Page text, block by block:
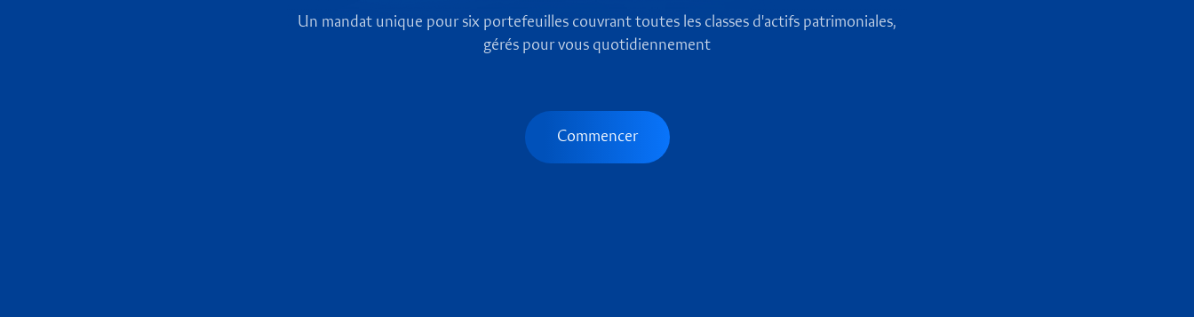
Un mandat unique pour six portefeuilles couvrant toutes les classes d'actifs patrimoniales,
gérés pour vous quotidiennement
Commencer